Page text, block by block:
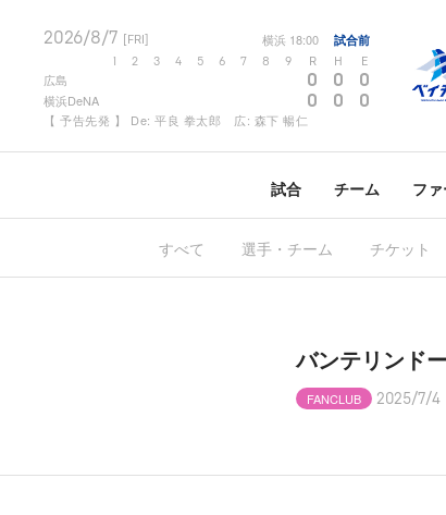
2026/8/7 [FRI] 横浜 18:00 試合前
2 3 4 5 6 7 8 9 R H E
広島 0 0 0
横浜DeNA 0 0 0
【 予告先発 】 De: 平良 拳太郎 広: 森下 暢仁
試合 チーム フ
すべて 選手・チーム チケット
バンテリンド
FANCLUB 2025/7/4